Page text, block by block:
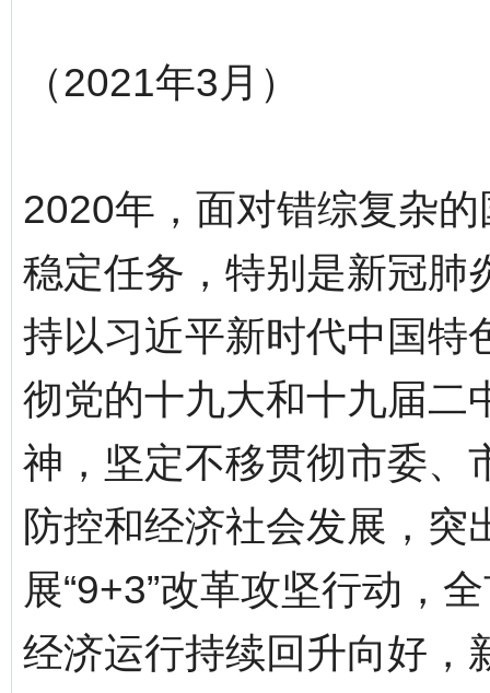
（2021年3月）
2020年，面对错综复杂
稳定任务，特别是新冠肺
持以习近平新时代中国特
彻党的十九大和十九届二
神，坚定不移贯彻市委、
防控和经济社会发展，突
展“9+3”改革攻坚行动，
经济运行持续回升向好，